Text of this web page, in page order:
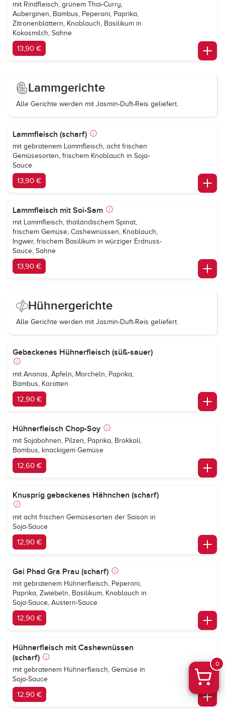
mit Rindfleisch, grünem Thai-Curry,
Auberginen, Bambus, Peperoni, Paprika,
Zitronenblättern, Knoblauch, Basilikum in
Kokosmilch, Sahne
13,90 €
Lammgerichte
Alle Gerichte werden mit Jasmin-Duft-Reis geliefert.
Lammfleisch (scharf)
mit gebratenem Lammfleisch, acht frischen
Gemüsesorten, frischem Knoblauch in Soja-
Sauce
13,90 €
Lammfleisch mit Soi-Sam
mit Lammfleisch, thailändischem Spinat,
frischem Gemüse, Cashewnüssen, Knoblauch,
Ingwer, frischem Basilikum in würziger Erdnuss-
Sauce, Sahne
13,90 €
Hühnergerichte
Alle Gerichte werden mit Jasmin-Duft-Reis geliefert.
Gebackenes Hühnerfleisch (süß-sauer)
mit Ananas, Äpfeln, Morcheln, Paprika,
Bambus, Karotten
12,90 €
Hühnerfleisch Chop-Soy
mit Sojabohnen, Pilzen, Paprika, Brokkoli,
Bambus, knackigem Gemüse
12,60 €
Knusprig gebackenes Hähnchen (scharf)
mit acht frischen Gemüsesorten der Saison in
Soja-Sauce
12,90 €
Gai Phad Gra Prau (scharf)
mit gebratenem Hühnerfleisch, Peperoni,
Paprika, Zwiebeln, Basilikum, Knoblauch in
Soja-Sauce, Austern-Sauce
12,90 €
Hühnerfleisch mit Cashewnüssen
(scharf)
mit gebratenem Hühnerfleisch, Gemüse in
Soja-Sauce
12,90 €
0